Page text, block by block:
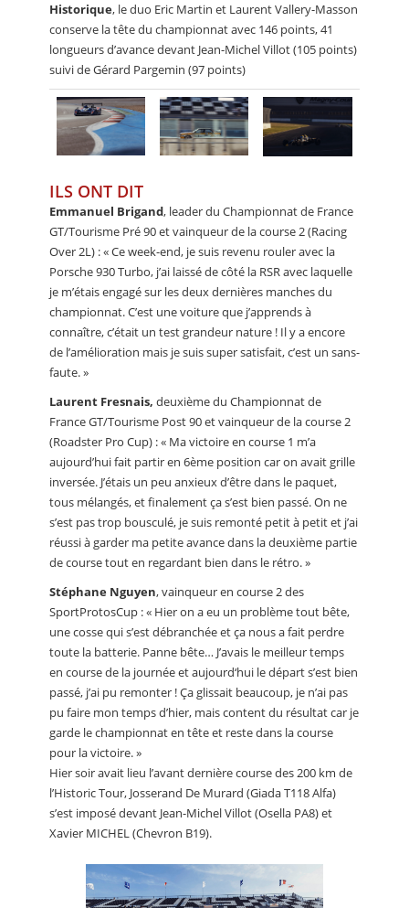
Historique, le duo Eric Martin et Laurent Vallery-Masson
conserve la tête du championnat avec 146 points, 41
longueurs d’avance devant Jean-Michel Villot (105 points)
suivi de Gérard Pargemin (97 points)
ILS ONT DIT
Emmanuel Brigand, leader du Championnat de France
GT/Tourisme Pré 90 et vainqueur de la course 2 (Racing
Over 2L) : « Ce week-end, je suis revenu rouler avec la
Porsche 930 Turbo, j’ai laissé de côté la RSR avec laquelle
je m’étais engagé sur les deux dernières manches du
championnat. C’est une voiture que j’apprends à
connaître, c’était un test grandeur nature ! Il y a encore
de l’amélioration mais je suis super satisfait, c’est un sans-
faute. »
Laurent Fresnais, deuxième du Championnat de
France GT/Tourisme Post 90 et vainqueur de la course 2
(Roadster Pro Cup) : « Ma victoire en course 1 m’a
aujourd’hui fait partir en 6ème position car on avait grille
inversée. J’étais un peu anxieux d’être dans le paquet,
tous mélangés, et finalement ça s’est bien passé. On ne
s’est pas trop bousculé, je suis remonté petit à petit et j’ai
réussi à garder ma petite avance dans la deuxième partie
de course tout en regardant bien dans le rétro. »
Stéphane Nguyen, vainqueur en course 2 des
SportProtosCup : « Hier on a eu un problème tout bête,
une cosse qui s’est débranchée et ça nous a fait perdre
toute la batterie. Panne bête… J’avais le meilleur temps
en course de la journée et aujourd‘hui le départ s’est bien
passé, j’ai pu remonter ! Ça glissait beaucoup, je n’ai pas
pu faire mon temps d’hier, mais content du résultat car je
garde le championnat en tête et reste dans la course
pour la victoire. »
Hier soir avait lieu l’avant dernière course des 200 km de
l’Historic Tour, Josserand De Murard (Giada T118 Alfa)
s’est imposé devant Jean-Michel Villot (Osella PA8) et
Xavier MICHEL (Chevron B19).